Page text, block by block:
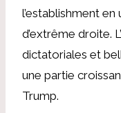
l’establishment
d’extrême droite.
dictatoriales et
une partie
Trump.